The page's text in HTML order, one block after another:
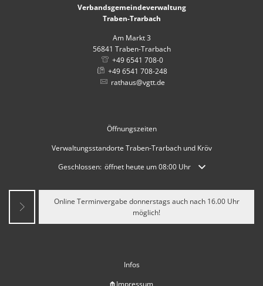
Verbandsgemeindeverwaltung
Traben-Trarbach
Am Markt 3
56841 Traben-Trarbach
+49 6541 708-0
+49 6541 708-248
rathaus@vgtt.de
Öffnungszeiten
Verwaltungsstandorte Traben-Trarbach und Kröv
Klicken, um weitere Öffnungs- oder Schließzeiten
Geschlossen: öffnet heute um 08:00 Uhr
Online Terminvergabe donnerstags auch nach 16.00 Uhr
möglich!
Infos
Impressum